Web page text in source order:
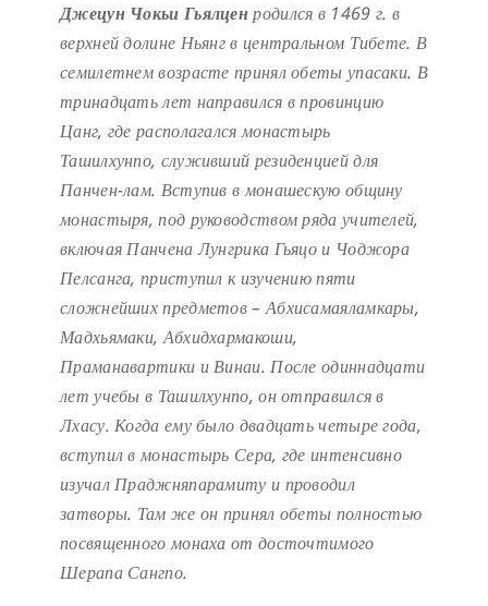
Джецун Чокьи Гьялценродился в 1469 г. в
верхней долине Ньянг в центральном Тибете. В
семилетнем возрасте принял обеты упасаки. В
тринадцать лет направился в провинцию
Цанг, где располагался монастырь
Ташилхунпо, служивший резиденцией для
Панчен-лам. Вступив в монашескую общину
монастыря, под руководством ряда учителей,
включая Панчена Лунгрика Гьяцо и Чоджора
Пелсанга, приступил к изучению пяти
сложнейших предметов – Абхисамаяламкары,
Мадхьямаки, Абхидхармакоши,
Праманавартики и Винаи. После одиннадцати
лет учебы в Ташилхунпо, он отправился в
Лхасу. Когда ему было двадцать четыре года,
вступил в монастырь Сера, где интенсивно
изучал Праджняпарамиту и проводил
затворы. Там же он принял обеты полностью
посвященного монаха от досточтимого
Шерапа Сангпо.